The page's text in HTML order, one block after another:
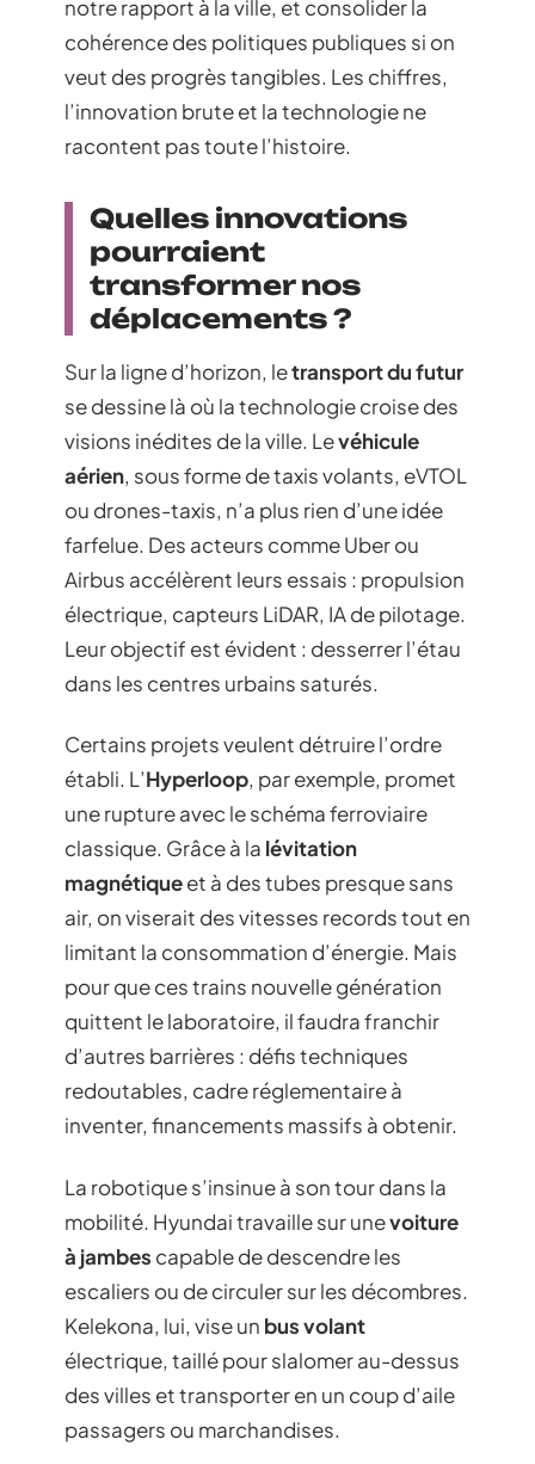
notre rapport à la ville, et consolider la
cohérence des politiques publiques si on
veut des progrès tangibles. Les chiffres,
l’innovation brute et la technologie ne
racontent pas toute l’histoire.
Quelles innovations
pourraient
transformer nos
déplacements ?
Sur la ligne d’horizon, letransport du futur
se dessine là où la technologie croise des
visions inédites de la ville. Levéhicule
aérien, sous forme de taxis volants, eVTOL
ou drones-taxis, n’a plus rien d’une idée
farfelue. Des acteurs comme Uber ou
Airbus accélèrent leurs essais : propulsion
électrique, capteurs LiDAR, IA de pilotage.
Leur objectif est évident : desserrer l’étau
dans les centres urbains saturés.
Certains projets veulent détruire l’ordre
établi. L’Hyperloop, par exemple, promet
une rupture avec le schéma ferroviaire
classique. Grâce à la lévitation
magnétiqueet à des tubes presque sans
air, on viserait des vitesses records tout en
limitant la consommation d’énergie. Mais
pour que ces trains nouvelle génération
quittent le laboratoire, il faudra franchir
d’autres barrières : défis techniques
redoutables, cadre réglementaire à
inventer, financements massifs à obtenir.
La robotique s’insinue à son tour dans la
mobilité. Hyundai travaille sur unevoiture
à jambes capable de descendre les
escaliers ou de circuler sur les décombres.
Kelekona, lui, vise un bus volant
électrique, taillé pour slalomer au-dessus
des villes et transporter en un coup d’aile
passagers ou marchandises.